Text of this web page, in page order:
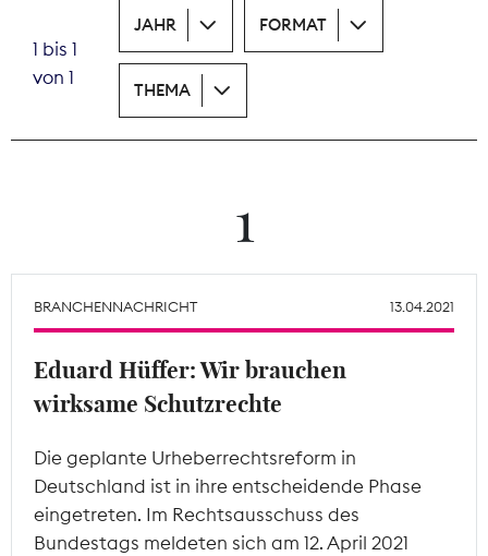
Theodor-Wolff-Preis
1 bis 1
von 1
JAHR FORMAT
THEMA
1
BRANCHENNACHRICHT 13.04.2021
Eduard Hüffer: Wir brauchen
wirksame Schutzrechte
Die geplante Urheberrechtsreform in
Deutschland ist in ihre entscheidende Phase
eingetreten. Im Rechtsausschuss des
Bundestags meldeten sich am 12. April 2021